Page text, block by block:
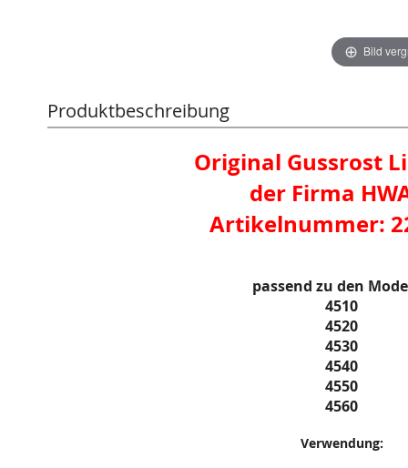
Bild
Produktbeschreibung
Original Gussrost
der Firma
Artikelnummer:
passend zu den
4510
4520
4530
4540
4550
4560
Verwendung: